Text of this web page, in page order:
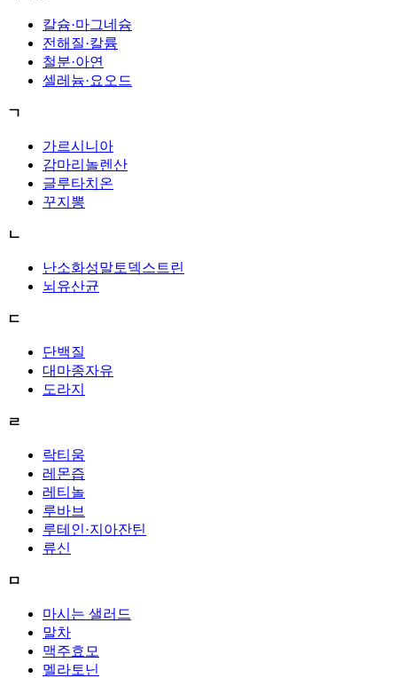
칼슘·마그네슘
전해질·칼륨
철분·아연
셀레늄·요오드
ㄱ
가르시니아
감마리놀렌산
글루타치온
꾸지뽕
ㄴ
난소화성말토덱스트린
뇌유산균
ㄷ
단백질
대마종자유
도라지
ㄹ
락티움
레몬즙
레티놀
루바브
루테인·지아잔틴
류신
ㅁ
마시는 샐러드
말차
맥주효모
멜라토닌